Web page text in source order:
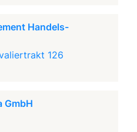
Handels-
126
GmbH